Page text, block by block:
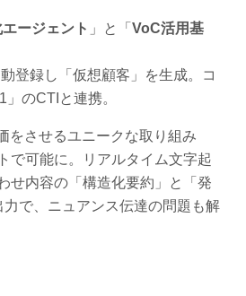
ージェント 」と「 VoC活用基
登録し「仮想顧客」を生成。コ
のCTIと連携。
をさせるユニークな取り組み
で可能に。リアルタイム文字起
せ内容の「構造化要約」と「発
で、ニュアンス伝達の問題も解